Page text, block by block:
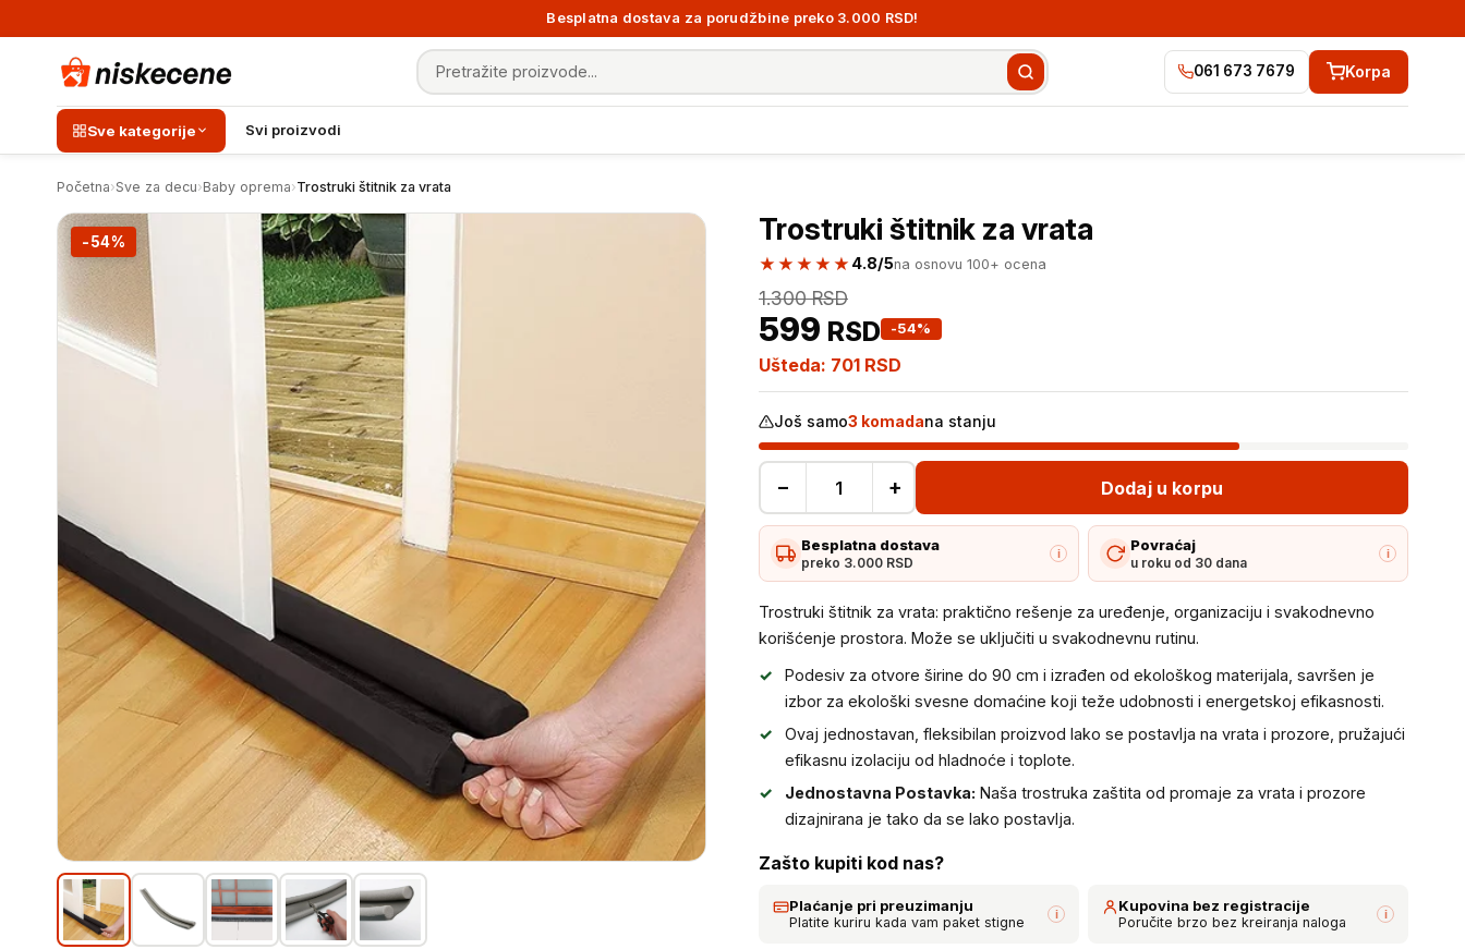
Besplatna dostava za porudžbine preko 3.000 RSD!
Pretraga proizvoda 061 673 7679 Korpa
Sve kategorije Svi proizvodi
Početna›Sve za decu›Baby oprema›Trostruki štitnik za vrata
-54% Trostruki štitnik za vrata
★★★★★ 4.8/5na osnovu 100+ ocena
-54%
599 RSD
1.300RSD
Ušteda: 701 RSD
Još samo3 komadana stanju
štitnik
za
vrata
količina
− + Dodaj u korpu
Besplatna dostava
preko 3.000 RSD
i
Povraćaj
u roku od 30 dana
i
Trostruki štitnik za vrata: praktično rešenje za uređenje, organizaciju i svakodnevno
korišćenje prostora. Može se uključiti u svakodnevnu rutinu.
Podesiv za otvore širine do 90 cm i izrađen od ekološkog materijala, savršen je
izbor za ekološki svesne domaćine koji teže udobnosti i energetskoj efikasnosti.
Ovaj jednostavan, fleksibilan proizvod lako se postavlja na vrata i prozore, pružajući
efikasnu izolaciju od hladnoće i toplote.
Jednostavna Postavka: Naša trostruka zaštita od promaje za vrata i prozore
dizajnirana je tako da se lako postavlja.
Zašto kupiti kod nas?
Plaćanje pri preuzimanju
Platite kuriru kada vam paket stigne i Kupovina bez registracije
Poručite brzo bez kreiranja naloga i
Trostruki štitnik za vrata 599 RSD Dodaj u korpu